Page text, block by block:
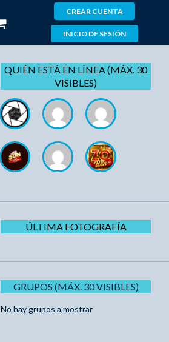
CREAR CUENTA
INICIO DE SESIÓN
QUIÉN ESTÁ EN LÍNEA (MÁX. 30
VISIBLES)
ÚLTIMA FOTOGRAFÍA
GRUPOS (MÁX. 30 VISIBLES)
No hay grupos a mostrar